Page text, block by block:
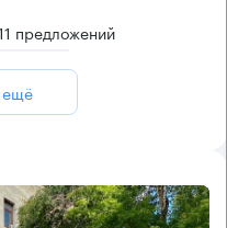
предложений
ещё